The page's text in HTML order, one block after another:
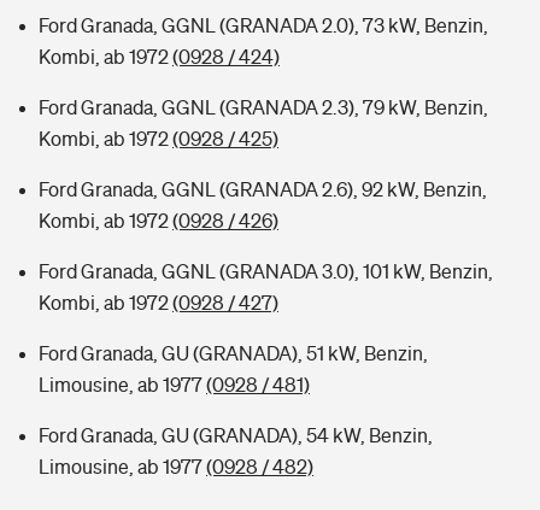
Ford Granada, GGNL (GRANADA 2.0), 73 kW, Benzin,
Kombi, ab 1972(0928 / 424)
Ford Granada, GGNL (GRANADA 2.3), 79 kW, Benzin,
Kombi, ab 1972(0928 / 425)
Ford Granada, GGNL (GRANADA 2.6), 92 kW, Benzin,
Kombi, ab 1972(0928 / 426)
Ford Granada, GGNL (GRANADA 3.0), 101 kW, Benzin,
Kombi, ab 1972(0928 / 427)
Ford Granada, GU (GRANADA), 51 kW, Benzin,
Limousine, ab 1977(0928 / 481)
Ford Granada, GU (GRANADA), 54 kW, Benzin,
Limousine, ab 1977(0928 / 482)